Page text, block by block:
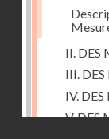
II. DES
III.
IV.
V. DES